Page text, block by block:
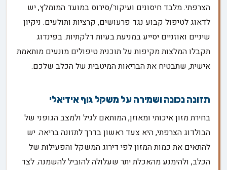
הצרפתי. מלבד חיסונים ועיקור/סירוס במועד המומלץ, יש
לדאוג לטיפול קבוע נגד פרעושים, קרציות ותולעים. ניקיון
שיניים ואוזניים יסייע במניעת בעיות דלקתיות. בפינדוג
תקבלו המלצות מקיפות על תוכנית טיפולים מונעים מותאמת
אישית, שתבטיח את הבריאות המיטבית של הכלב שלכם.
תזונה נכונה ושמירה על משקל גוף אידיאלי
בחירת מזון איכותי ומאוזן, המותאם לגיל ולמצב הגופני של
הבולדוג הצרפתי, היא צעד ראשון בדרך לתזונה בריאה. יש
להתאים את כמות המזון לפי דירוג המשקל והפעילות של
הכלב, ולהימנע מהאכלת יתר שעלולה להוביל להשמנה. לצד